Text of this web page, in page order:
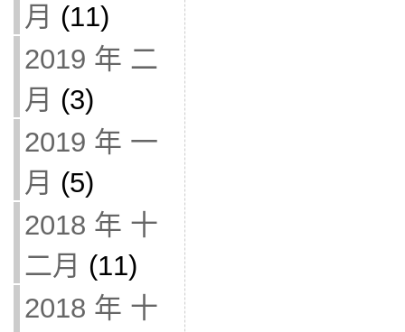
月 (11)
2019 年 二
月 (3)
2019 年 一
月 (5)
2018 年 十
二月 (11)
2018 年 十